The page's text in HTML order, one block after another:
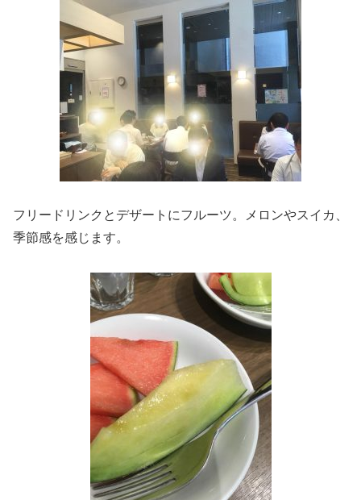
フリードリンクとデザートにフルーツ。メロンやスイカ、
季節感を感じます。